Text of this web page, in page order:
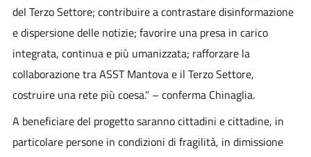
del Terzo Settore; contribuire a contrastare disinformazione
e dispersione delle notizie; favorire una presa in carico
integrata, continua e più umanizzata; rafforzare la
collaborazione tra ASST Mantova e il Terzo Settore,
costruire una rete più coesa.” – conferma Chinaglia.
A beneficiare del progetto saranno cittadini e cittadine, in
particolare persone in condizioni di fragilità, in dimissione